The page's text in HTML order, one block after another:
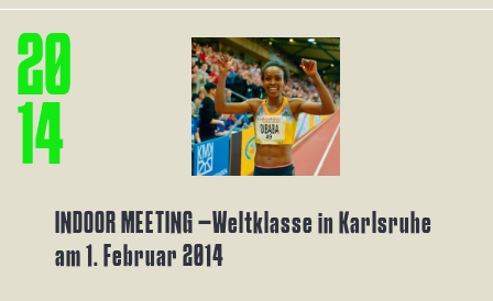
20
4
INDOOR MEETING –Weltklasse in Karlsruhe
am 1. Februar 2014